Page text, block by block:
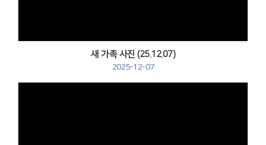
새 가족 사진 (25.12.07)
2025-12-07